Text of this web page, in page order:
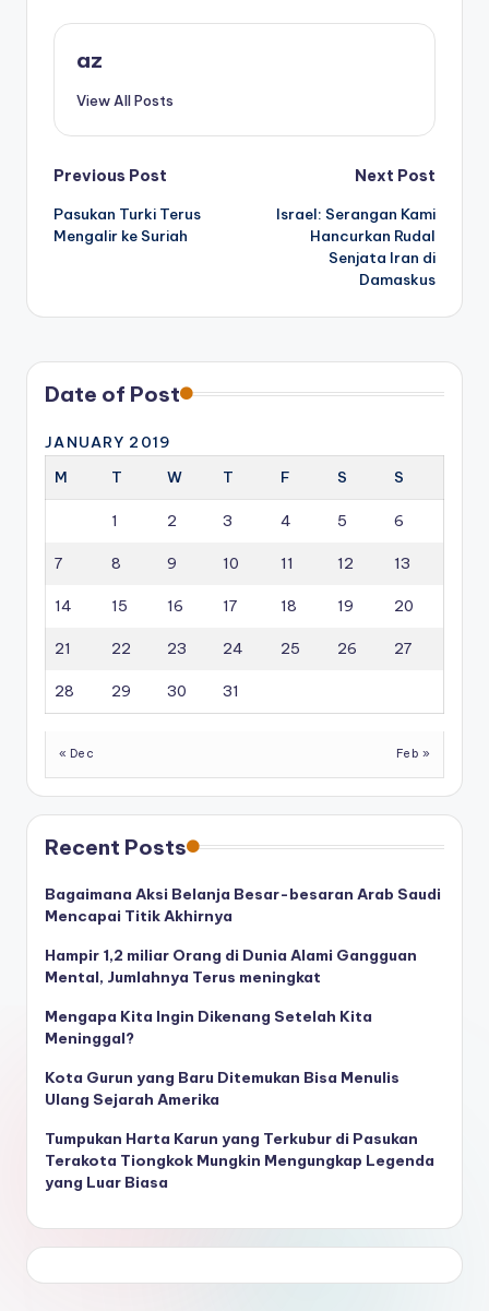
az
View All Posts
Post
navigation
Previous Post
Pasukan Turki Terus
Mengalir ke Suriah
Next Post
Israel: Serangan Kami
Hancurkan Rudal
Senjata Iran di
Damaskus
Date of Post
JANUARY 2019
M
T W T F S S
1 2 3 4 5 6
7 8 9 10 11 12 13
14 15 16 17 18 19 20
21 22 23 24 25 26 27
28 29 30 31
« Dec Feb »
Recent Posts
Bagaimana Aksi Belanja Besar-besaran Arab Saudi
Mencapai Titik Akhirnya
Hampir 1,2 miliar Orang di Dunia Alami Gangguan
Mental, Jumlahnya Terus meningkat
Mengapa Kita Ingin Dikenang Setelah Kita
Meninggal?
Kota Gurun yang Baru Ditemukan Bisa Menulis
Ulang Sejarah Amerika
Tumpukan Harta Karun yang Terkubur di Pasukan
Terakota Tiongkok Mungkin Mengungkap Legenda
yang Luar Biasa